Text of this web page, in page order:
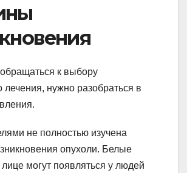
к выбору
лечения, нужно разобраться в
не полностью изучена
опухоли. Белые
могут появляться у людей